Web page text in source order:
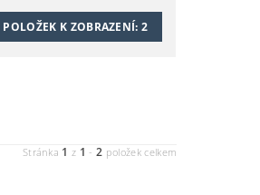
POLOŽEK K ZOBRAZENÍ:2
Stránka 1 z 1 -2 položek celkem